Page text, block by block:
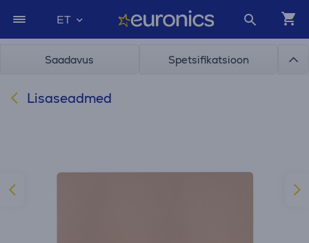
ET
Saadavus Spetsifikatsioon
Lisaseadmed